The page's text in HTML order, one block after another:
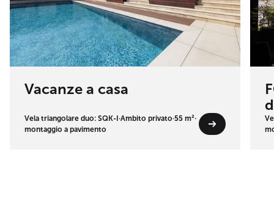
Vacanze a casa
Vela triangolare duo: SQK-I ·Ambito privato·55 m²·
montaggio a pavimento